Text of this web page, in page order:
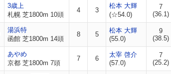
3歳上
札幌 芝1800m 10頭
4 3
松本 大輝
(☆54.0)
7
(36.1)
湯浜特
函館 芝1800m 14頭
8 5
松本 大輝
(55.0)
9
(38.5)
あやめ
京都 芝1800m 7頭
7 6
太宰 啓介
(57.0)
7
(25.2)